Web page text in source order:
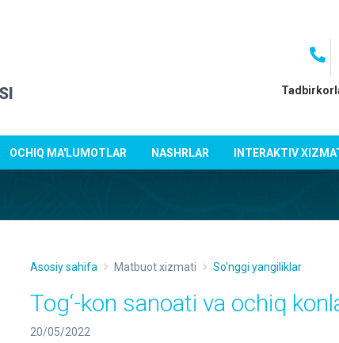
OCHIQ MA'LUMOTLAR NASHRLAR INTERAKTIV
Asosiy sahifa Matbuot xizmati So'nggi yangiliklar
Tog‘-kon sanoati va ochiq
20/05/2022